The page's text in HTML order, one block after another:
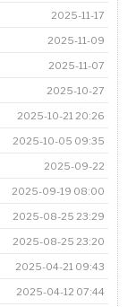
2025-11-17
2025-11-09
2025-11-07
2025-10-27
2025-10-21 20:26
2025-10-05 09:35
2025-09-22
2025-09-19 08:00
2025-08-25 23:29
2025-08-25 23:20
2025-04-21 09:43
2025-04-12 07:44